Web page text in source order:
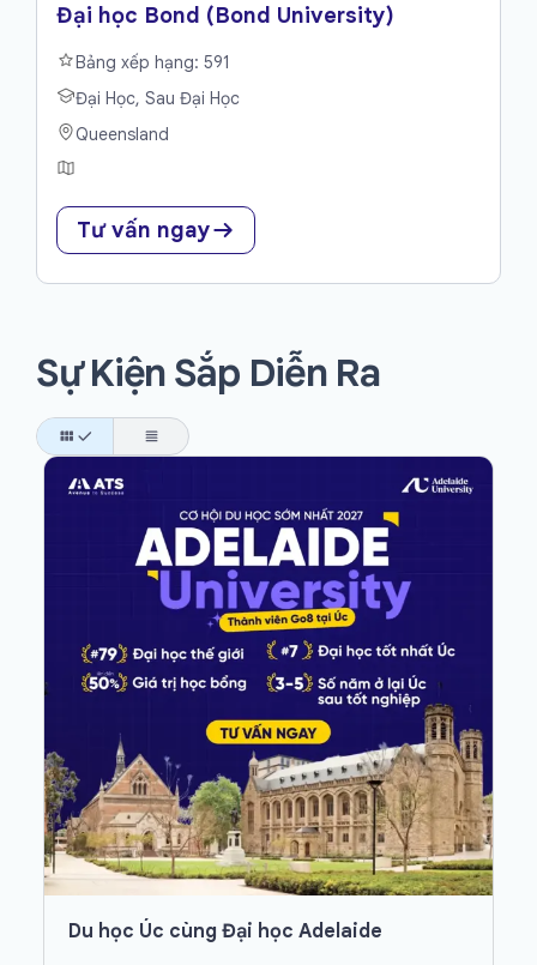
Đại học Bond (Bond University)
Bảng xếp hạng: 591
Đại Học, Sau Đại Học
Queensland
Tư vấn ngay
Sự Kiện Sắp Diễn Ra
Du học Úc cùng Đại học Adelaide